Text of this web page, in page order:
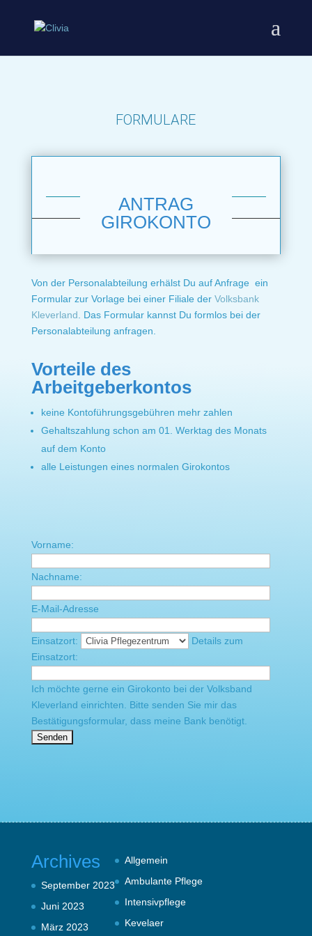
FORMULARE
ANTRAG
GIROKONTO
Von der Personalabteilung erhälst Du auf Anfrage ein
Formular zur Vorlage bei einer Filiale der Volksbank
Kleverland . Das Formular kannst Du formlos bei der
Personalabteilung anfragen.
Vorteile des
Arbeitgeberkontos
keine Kontoführungsgebühren mehr zahlen
Gehaltszahlung schon am 01. Werktag des Monats
auf dem Konto
alle Leistungen eines normalen Girokontos
Vorname:
Nachname:
E-Mail-Adresse
Einsatzort:
Details zum
Einsatzort:
Ich möchte gerne ein Girokonto bei der Volksband
Kleverland einrichten. Bitte senden Sie mir das
Bestätigungsformular, dass meine Bank benötigt.
Archives
September 2023
Juni 2023
März 2023
Allgemein
Ambulante Pflege
Intensivpflege
Kevelaer